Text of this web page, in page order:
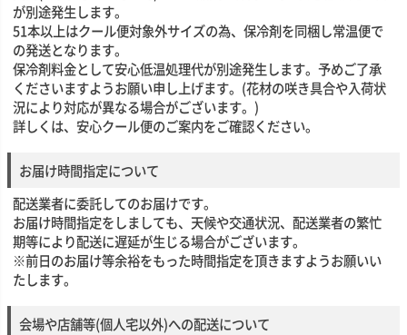
が別途発生します。
51本以上はクール便対象外サイズの為、保冷剤を同梱し常温便で
の発送となります。
保冷剤料金として安心低温処理代が別途発生します。予めご了承
くださいますようお願い申し上げます。(花材の咲き具合や入荷状
況により対応が異なる場合がございます。)
詳しくは、安心クール便のご案内をご確認ください。
お届け時間指定について
配送業者に委託してのお届けです。
お届け時間指定をしましても、天候や交通状況、配送業者の繁忙
期等により配送に遅延が生じる場合がございます。
※前日のお届け等余裕をもった時間指定を頂きますようお願いい
たします。
会場や店舗等(個人宅以外)への配送について